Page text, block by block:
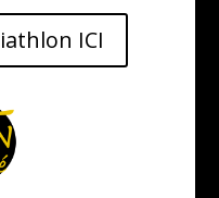
ICI